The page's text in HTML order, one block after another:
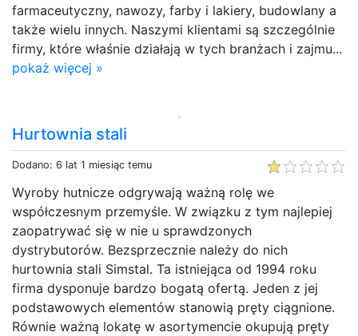
farmaceutyczny, nawozy, farby i lakiery, budowlany a
także wielu innych. Naszymi klientami są szczególnie
firmy, które właśnie działają w tych branżach i zajmu...
pokaż więcej »
Hurtownia stali
Dodano: 6 lat 1 miesiąc temu
Wyroby hutnicze odgrywają ważną rolę we
współczesnym przemyśle. W związku z tym najlepiej
zaopatrywać się w nie u sprawdzonych
dystrybutorów. Bezsprzecznie należy do nich
hurtownia stali Simstal. Ta istniejąca od 1994 roku
firma dysponuje bardzo bogatą ofertą. Jeden z jej
podstawowych elementów stanowią pręty ciągnione.
Równie ważną lokatę w asortymencie okupują pręty